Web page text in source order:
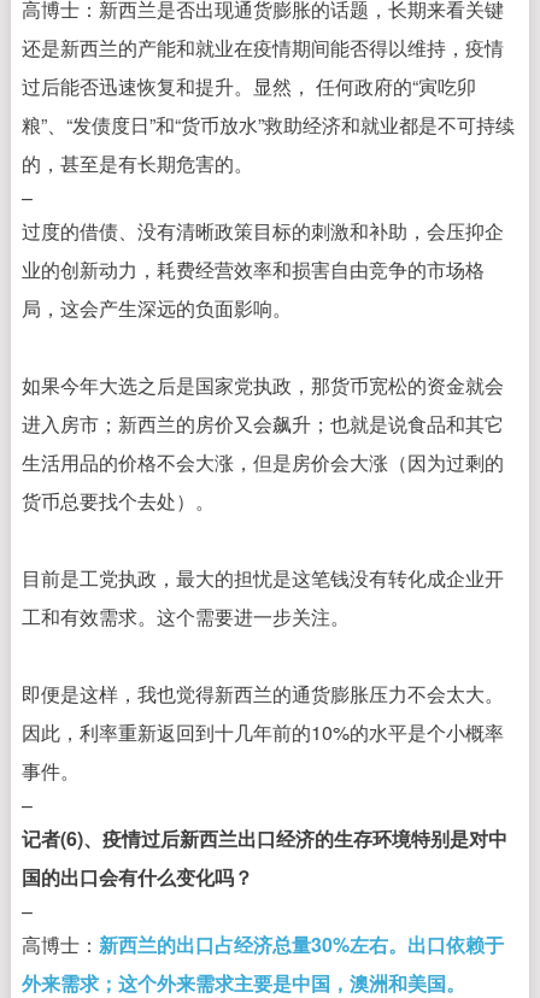
高博士： 新西兰是否出现通货膨胀的话题，长期来看关键
还是新西兰的产能和就业在疫情期间能否得以维持，疫情
过后能否迅速恢复和提升。显然， 任何政府的“寅吃卯
粮”、“发债度日”和“货币放水”救助经济和就业都是不可持续
的，甚至是有长期危害的。
–
过度的借债、没有清晰政策目标的刺激和补助，会压抑企
业的创新动力，耗费经营效率和损害自由竞争的市场格
局，这会产生深远的负面影响。
如果今年大选之后是国家党执政，那货币宽松的资金就会
进入房市；新西兰的房价又会飙升；也就是说食品和其它
生活用品的价格不会大涨，但是房价会大涨（因为过剩的
货币总要找个去处）。
目前是工党执政，最大的担忧是这笔钱没有转化成企业开
工和有效需求。这个需要进一步关注。
即便是这样，我也觉得新西兰的通货膨胀压力不会太大。
因此，利率重新返回到十几年前的10%的水平是个小概率
事件。
–
记者(6)、疫情过后新西兰出口经济的生存环境特别是对中
国的出口会有什么变化吗？
–
高博士： 新西兰的出口占经济总量30%左右。出口依赖于
外来需求；这个外来需求主要是中国，澳洲和美国。